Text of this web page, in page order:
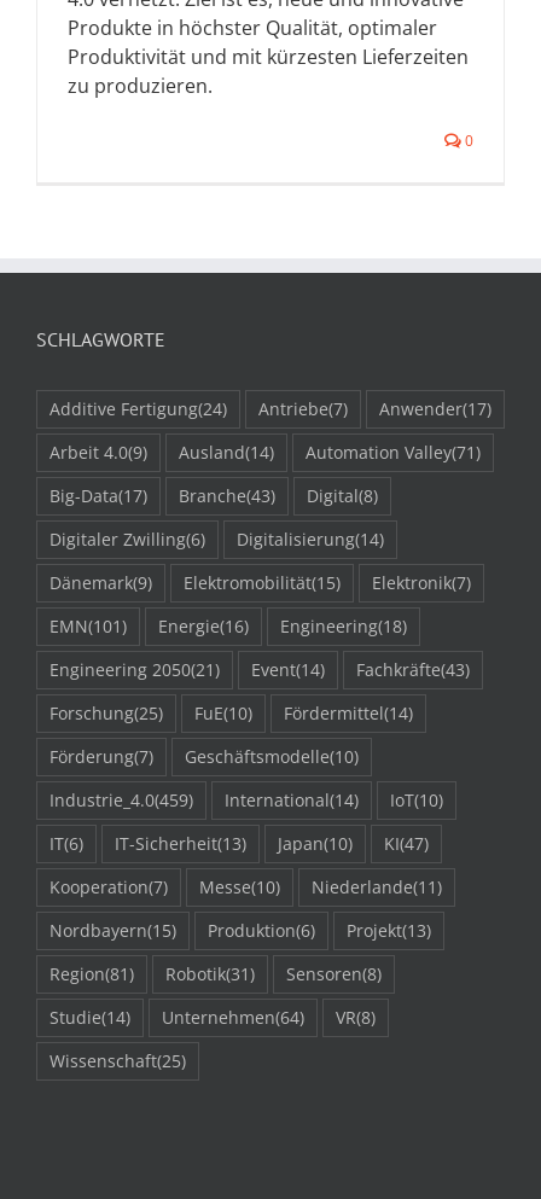
Produkte in höchster Qualität, optimaler
Produktivität und mit kürzesten Lieferzeiten
zu produzieren.
0
SCHLAGWORTE
Additive Fertigung(24) Antriebe(7) Anwender(17)
Arbeit 4.0(9) Ausland(14) Automation Valley(71)
Big-Data(17) Branche(43) Digital(8)
Digitaler Zwilling(6) Digitalisierung(14)
Dänemark(9) Elektromobilität(15) Elektronik(7)
EMN(101) Energie(16) Engineering(18)
Engineering 2050(21) Event(14) Fachkräfte(43)
Forschung(25) FuE(10) Fördermittel(14)
Förderung(7) Geschäftsmodelle(10)
Industrie_4.0(459) International(14) IoT(10)
IT(6) IT-Sicherheit(13) Japan(10) KI(47)
Kooperation(7) Messe(10) Niederlande(11)
Nordbayern(15) Produktion(6) Projekt(13)
Region(81) Robotik(31) Sensoren(8)
Studie(14) Unternehmen(64) VR(8)
Wissenschaft(25)